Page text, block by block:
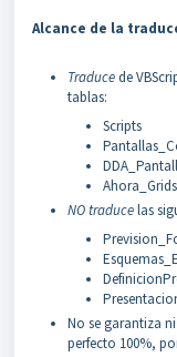
Alcance de la
Traducede
tablas:
Scripts
NO traducelas
No se garantiza
perfecto 100%,